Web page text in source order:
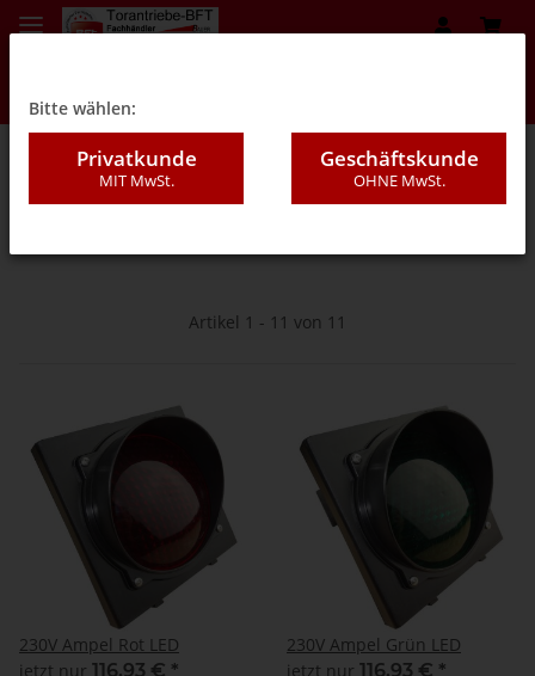
07 - Sicherheitseinrichtungen BFT
Artikel 1 - 11 von 11
230V Ampel Rot LED
jetzt nur 116,93 € *
230V Ampel Grün LED
jetzt nur 116,93 € *
Bitte wählen:
Privatkunde
MIT MwSt.
Geschäftskunde
OHNE MwSt.